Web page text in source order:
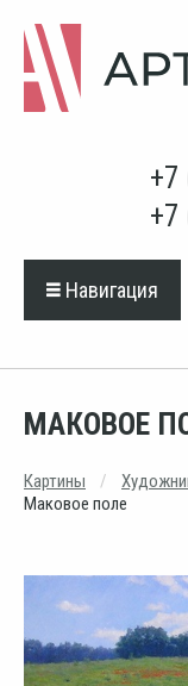
+7
+7
Навигация
МАКОВОЕ
Картины
Маковое поле